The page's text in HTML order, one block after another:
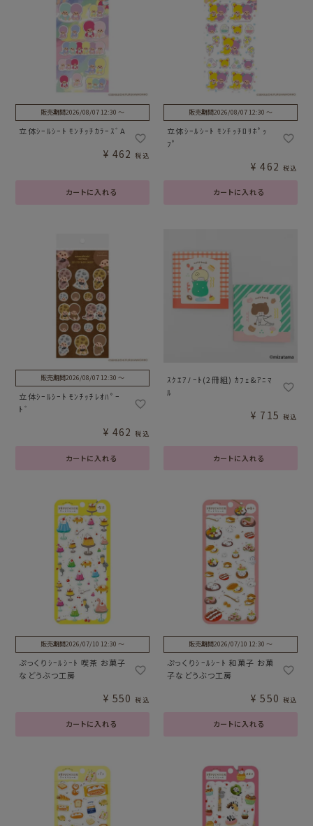
販売期間2026/08/07 12:30〜
立体ｼｰﾙｼｰﾄ ﾓﾝﾁｯﾁｶﾗｰｽﾞA
カートに入れる
¥ 462 税込
販売期間2026/08/07 12:30 〜
立体ｼｰﾙｼｰﾄ ﾓﾝﾁｯﾁﾛﾘﾎﾟｯ
ﾌﾟ
カートに入れる
¥ 462 税込
販売期間2026/08/07 12:30〜
立体ｼｰﾙｼｰﾄ ﾓﾝﾁｯﾁﾚｵﾊﾟｰ
ﾄﾞ
カートに入れる
¥ 462 税込
ｽｸｴｱﾉｰﾄ(2冊組) ｶﾌｪ&ｱﾆﾏ
ﾙ
カートに入れる
¥ 715 税込
販売期間2026/07/10 12:30〜
ぷっくりｼｰﾙｼｰﾄ 喫茶 お菓子
などうぶつ工房
カートに入れる
¥ 550 税込
販売期間2026/07/10 12:30 〜
ぷっくりｼｰﾙｼｰﾄ 和菓子 お菓
子などうぶつ工房
カートに入れる
¥ 550 税込